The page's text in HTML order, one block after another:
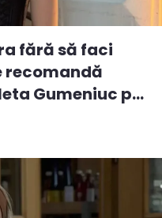
fără să faci
recomandă
Gumeniuc p...